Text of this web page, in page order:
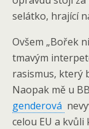
selátko, hrající
Ovšem „Bořek
tmavým
rasismus, který
Naopak mě u
genderová
celou EU a